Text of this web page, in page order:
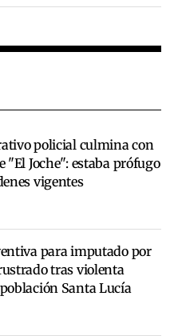
policial culmina con
"El Joche": estaba prófugo
vigentes
para imputado por
tras violenta
Santa Lucía